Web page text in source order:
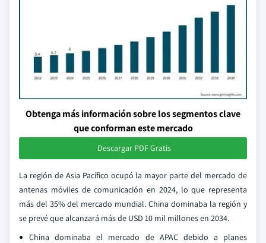
Obtenga más información sobre los segmentos clave
que conforman este mercado
Descargar PDF Gratis
La región de Asia Pacífico ocupó la mayor parte del mercado de
antenas móviles de comunicación en 2024, lo que representa
más del 35% del mercado mundial. China dominaba la región y
se prevé que alcanzará más de USD 10 mil millones en 2034.
China dominaba el mercado de APAC debido a planes